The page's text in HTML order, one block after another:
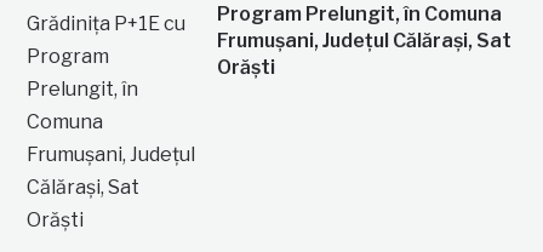
Program Prelungit, în Comuna
Frumușani, Județul Călărași, Sat
Orăști